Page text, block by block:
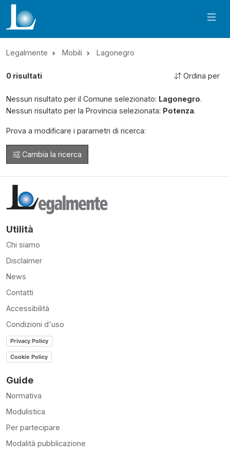
Legalmente Mobili Lagonegro
0 risultati Ordina per
Nessun risultato per il Comune selezionato: Lagonegro.
Nessun risultato per la Provincia selezionata: Potenza.
Prova a modificare i parametri di ricerca:
Cambia la ricerca
Utilità
Chi siamo
Disclaimer
News
Contatti
Accessibilità
Condizioni d'uso
Privacy Policy
Cookie Policy
Guide
Normativa
Modulistica
Per partecipare
Modalità pubblicazione